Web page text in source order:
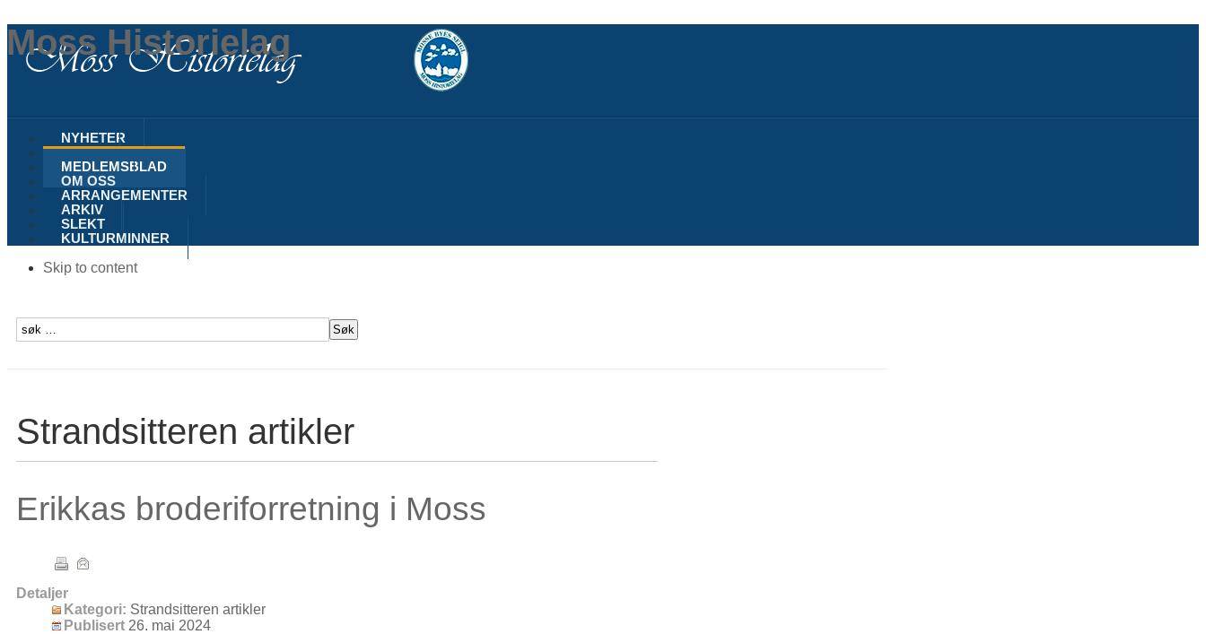
Moss Historielag
NYHETER
MOSS
MEDLEMSBLAD
OM OSS
ARRANGEMENTER
ARKIV
SLEKT
KULTURMINNER
Skip to content
Strandsitteren artikler
Erikkas broderiforretning i Moss
Detaljer
Kategori: Strandsitteren artikler
Publisert 26. mai 2024